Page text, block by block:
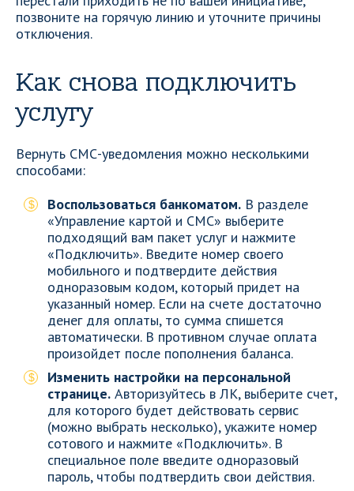
позвоните на горячую линию и уточните причины
отключения.
Как снова подключить
услугу
Вернуть СМС-уведомления можно несколькими
способами:
Воспользоваться банкоматом. В разделе
«Управление картой и СМС» выберите
подходящий вам пакет услуг и нажмите
«Подключить». Введите номер своего
мобильного и подтвердите действия
одноразовым кодом, который придет на
указанный номер. Если на счете достаточно
денег для оплаты, то сумма спишется
автоматически. В противном случае оплата
произойдет после пополнения баланса.
Изменить настройки на персональной
странице. Авторизуйтесь в ЛК, выберите счет,
для которого будет действовать сервис
(можно выбрать несколько), укажите номер
сотового и нажмите «Подключить». В
специальное поле введите одноразовый
пароль, чтобы подтвердить свои действия.